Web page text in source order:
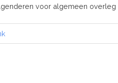
voor algemeen